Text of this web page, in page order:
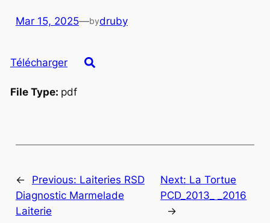
Mar 15, 2025—bydruby
Télécharger
File Type: pdf
← Previous: Laiteries RSD
Diagnostic Marmelade
Laiterie
Next: La Tortue
PCD_2013_ _2016
→